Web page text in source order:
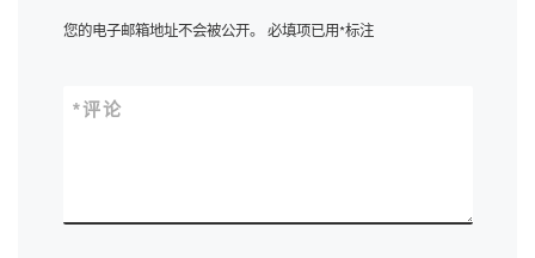
您的电子邮箱地址不会被公开。 必填项已用*标注
评论
*